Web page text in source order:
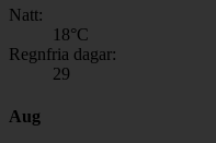
Natt:
18°C
Regnfria dagar:
29
Aug